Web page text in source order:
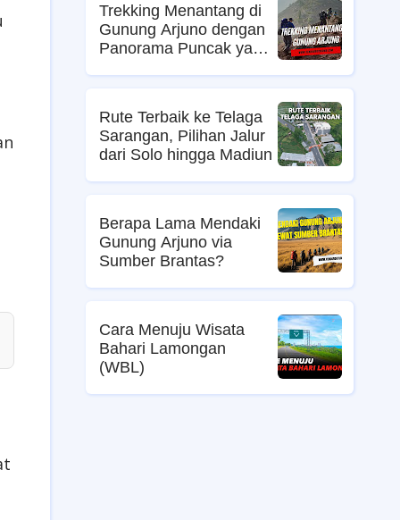
Trekking Menantang di
Gunung Arjuno dengan
Panorama Puncak yang
Rute Terbaik ke Telaga
Sarangan, Pilihan Jalur
dari Solo hingga Madiun
Berapa Lama Mendaki
Gunung Arjuno via
Sumber Brantas?
Cara Menuju Wisata
Bahari Lamongan
(WBL)